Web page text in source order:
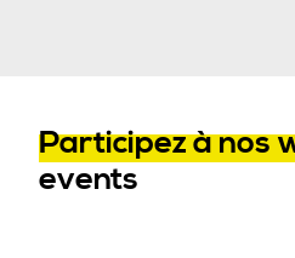
Participez à nos
events